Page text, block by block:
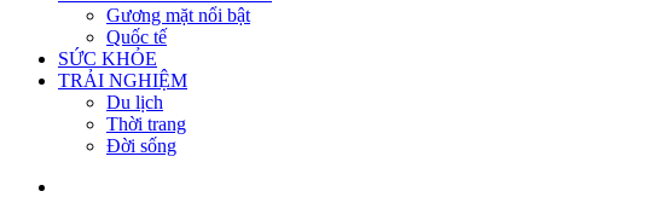
Gương mặt nổi bật
Quốc tế
SỨC KHỎE
TRẢI NGHIỆM
Du lịch
Thời trang
Đời sống